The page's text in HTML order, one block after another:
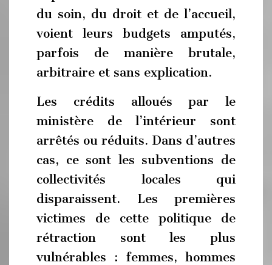
du soin, du droit et de l’accueil,
voient leurs budgets amputés,
parfois de manière brutale,
arbitraire et sans explication.
Les crédits alloués par le
ministère de l’intérieur sont
arrêtés ou réduits. Dans d’autres
cas, ce sont les subventions de
collectivités locales qui
disparaissent. Les premières
victimes de cette politique de
rétraction sont les plus
vulnérables : femmes, hommes